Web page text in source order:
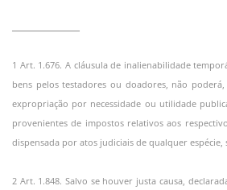
1 Art. 1.676. A cláusula de inalienabilidade
bens pelos testadores ou doadores, não
expropriação por necessidade ou utilidade
provenientes de impostos relativos aos
dispensada por atos judiciais de qualquer espécie,
2 Art. 1.848. Salvo se houver justa causa,